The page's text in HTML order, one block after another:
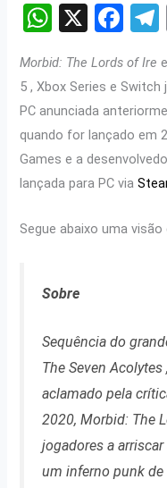
W
at
s
A
p
p
X
F
ce
b
o
o
k
Morbid: The Lords of Ire
5 , Xbox Series e
PC anunciada
quando for lançado em
Games e a
lançada para PC via
Segue abaixo uma
Sobre
Sequência do
The Seven Acolytes
aclamado pela
2020,Morbid: The
jogadores a
um inferno punk